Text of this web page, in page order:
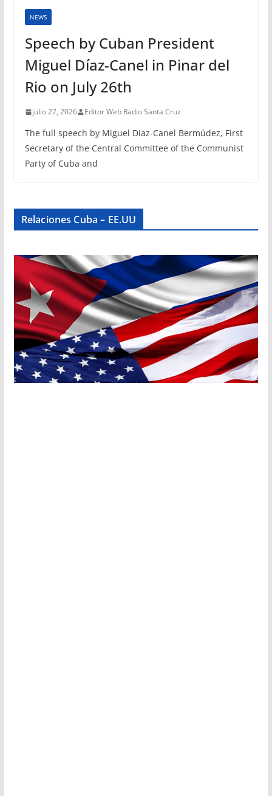
NEWS
Speech by Cuban President
Miguel Díaz-Canel in Pinar del
Rio on July 26th
julio 27, 2026 Editor Web Radio Santa Cruz
The full speech by Miguel Díaz-Canel Bermúdez, First
Secretary of the Central Committee of the Communist
Party of Cuba and
Relaciones Cuba – EE.UU